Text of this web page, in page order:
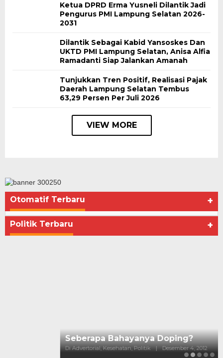
Ketua DPRD Erma Yusneli Dilantik Jadi
Pengurus PMI Lampung Selatan 2026-
2031
Dilantik Sebagai Kabid Yansoskes Dan
UKTD PMI Lampung Selatan, Anisa Alfia
Ramadanti Siap Jalankan Amanah
Tunjukkan Tren Positif, Realisasi Pajak
Daerah Lampung Selatan Tembus
63,29 Persen Per Juli 2026
VIEW MORE
Otomatif Terbaru +
Politik Terbaru +
Seberapa Bahayanya Doping?
Di Advertorial, Kesehatan, Politik